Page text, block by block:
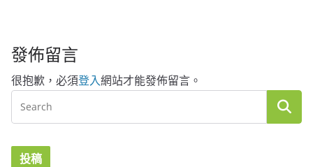
發佈留言
很抱歉，必須登入網站才能發佈留言。
投稿